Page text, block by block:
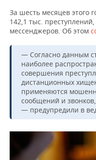
ВОЛЕЙБОЛ
КИБЕРСПОРТ
ФИГУРНОЕ КАТАНИЕ
ВОДНЫЕ ВИДЫ
ХОККЕЙ С МЯЧОМ
ИСТОРИЯ
КУЛЬТУРА
МЕДИЦИНА
ОБРАЗОВАНИЕ
ПРОИСШЕСТВИЯ
СПИСОК ПЕРСОН
СПИСОК КОМПАНИЙ
ПОЛНАЯ ВЕРСИЯ
За шесть месяцев этого
142,1 тыс.
мессенджеров. Об этом
— Согласно данным
наиболее
совершения
дистанционных
применяются
сообщений и
— предупредили в